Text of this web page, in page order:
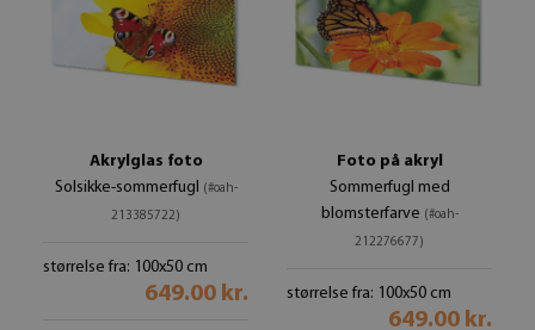
Akrylglas foto
Solsikke-sommerfugl (#oah-
213385722)
størrelse fra: 100x50 cm
649.00 kr.
Foto på akryl
Sommerfugl med
blomsterfarve (#oah-
212276677)
størrelse fra: 100x50 cm
649.00 kr.